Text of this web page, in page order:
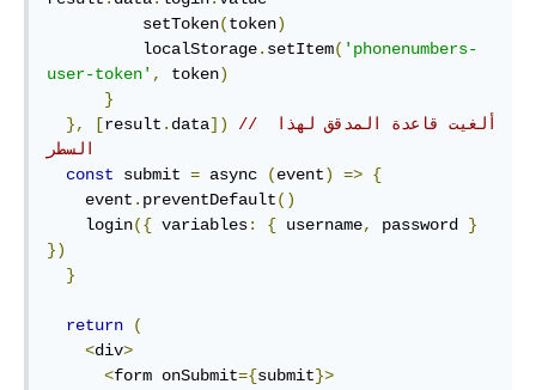
          setToken
(token)
          localStorage
. setItem( 'phonenumbers-
user-token' , token)
}
},
[result . data])
// ألغيت قاعدة المدقق لهذا
السطر
const submit = async (event) => {
    event
. preventDefault()
    login
({ variables: { username, password }
})
}
return
(
<div>
<form onSubmit={submit}>